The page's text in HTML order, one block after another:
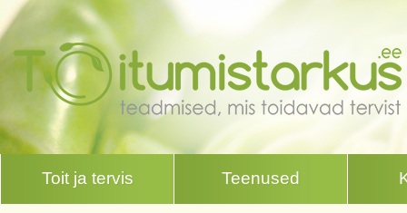
Toit ja tervis Teenused